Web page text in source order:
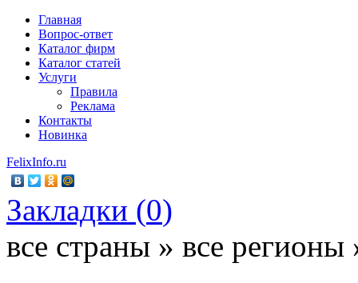
Главная
Вопрос-ответ
Каталог фирм
Каталог статей
Услуги
Правила
Реклама
Контакты
Новинка
FelixInfo.ru
Закладки (0)
все страны » все регионы